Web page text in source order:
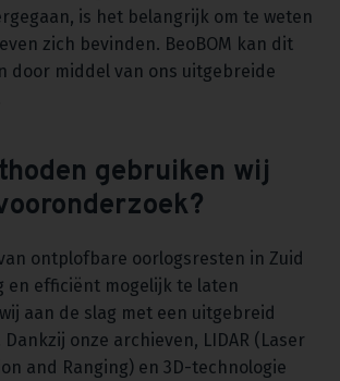
is het belangrijk om te weten
zich bevinden. BeoBOM kan dit
door middel van ons uitgebreide
gebruiken wij
ontplofbare oorlogsresten in Zuid
en efficiënt mogelijk te laten
aan de slag met een uitgebreid
onze archieven, LIDAR (Laser
and Ranging) en 3D-technologie